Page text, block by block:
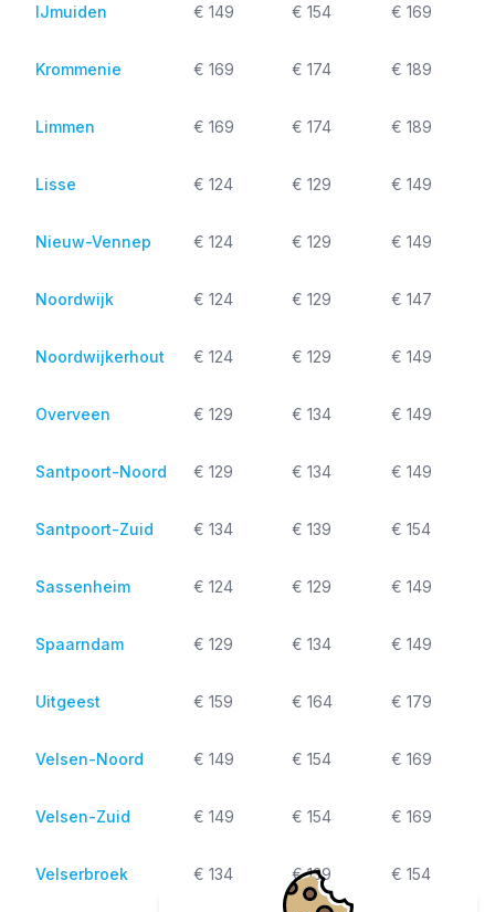
IJmuiden € 149 € 154 € 169
Krommenie € 169 € 174 € 189
Limmen € 169 € 174 € 189
Lisse € 124 € 129 € 149
Nieuw-Vennep € 124 € 129 € 149
Noordwijk € 124 € 129 € 147
Noordwijkerhout € 124 € 129 € 149
Overveen € 129 € 134 € 149
Santpoort-Noord € 129 € 134 € 149
Santpoort-Zuid € 134 € 139 € 154
Sassenheim € 124 € 129 € 149
Spaarndam € 129 € 134 € 149
Uitgeest € 159 € 164 € 179
Velsen-Noord € 149 € 154 € 169
Velsen-Zuid € 149 € 154 € 169
Velserbroek € 134 € 139 € 154